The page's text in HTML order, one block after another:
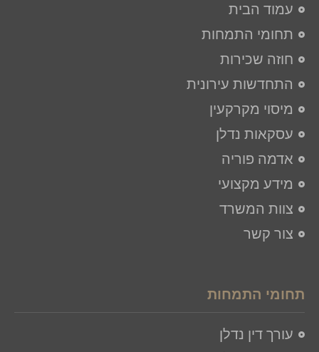
עמוד הבית
תחומי התמחות
חוזה שכירות
התחדשות עירונית
מיסוי מקרקעין
עסקאות נדלן
אדמה פוריה
מידע מקצועי
צוות המשרד
צור קשר
תחומי התמחות
עורך דין נדלן